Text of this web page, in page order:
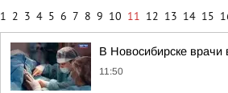
1 2 3 4 5 6 7 8 9 10 11 12 13 14 15
В Новосибирске
11:50